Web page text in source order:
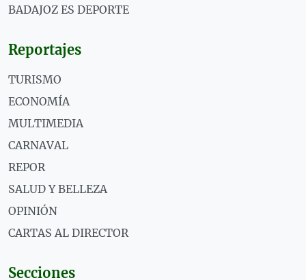
BADAJOZ ES DEPORTE
Reportajes
TURISMO
ECONOMÍA
MULTIMEDIA
CARNAVAL
REPOR
SALUD Y BELLEZA
OPINIÓN
CARTAS AL DIRECTOR
Secciones